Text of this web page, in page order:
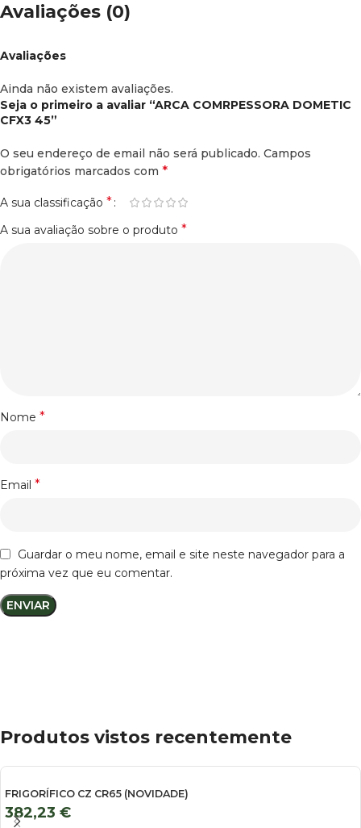
Avaliações (0)
Avaliações
Ainda não existem avaliações.
Seja o primeiro a avaliar “ARCA COMRPESSORA DOMETIC
CFX3 45”
O seu endereço de email não será publicado. Campos
obrigatórios marcados com *
A sua classificação *
A sua avaliação sobre o produto *
Nome *
Email *
Guardar o meu nome, email e site neste navegador para a
próxima vez que eu comentar.
Produtos vistos recentemente
FRIGORÍFICO CZ CR65 (NOVIDADE)
382,23 €